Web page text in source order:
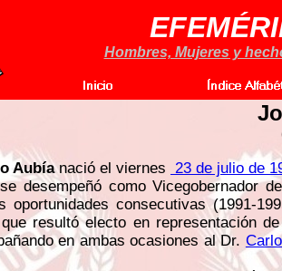
Hombres, Mujeres y
Aubíanació el viernes 23 de julio de
desempeñó como Vicegobernador
oportunidades consecutivas (1991-
resultó electo en representación
en ambas ocasiones al Dr.